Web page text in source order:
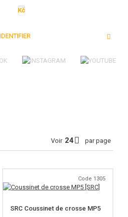
Kč
Voir par page
Code 1305
SRC Coussinet de crosse MP5